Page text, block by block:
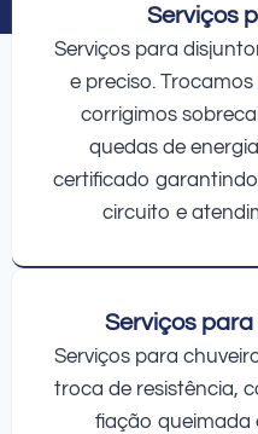
Serviços
Serviços para
e preciso.
corrigimos
quedas de
certificado
circuito e
Serviços
Serviços para
troca de resistência,
fiação queimada